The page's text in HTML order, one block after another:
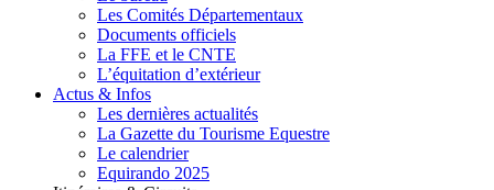
Les Comités Départementaux
Documents officiels
La FFE et le CNTE
L’équitation d’extérieur
Actus & Infos
Les dernières actualités
La Gazette du Tourisme Equestre
Le calendrier
Equirando 2025